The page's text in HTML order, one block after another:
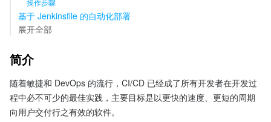
操作步骤
基于 Jenkinsfile 的自动化部署
展开全部
简介
随着敏捷和 DevOps 的流行，CI/CD 已经成了所有开发者在开发过
程中必不可少的最佳实践，主要目标是以更快的速度、更短的周期
向用户交付行之有效的软件。